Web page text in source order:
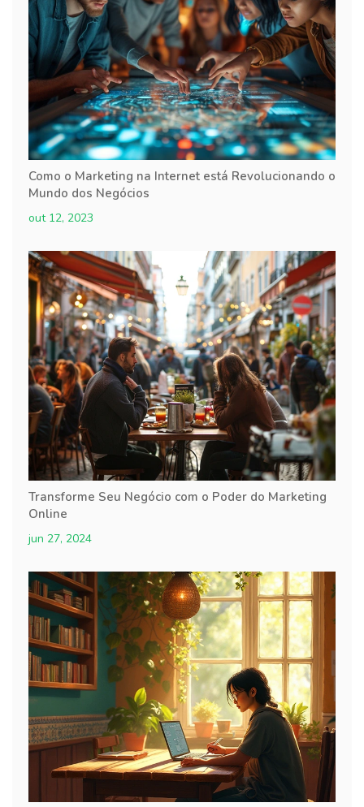
Como o Marketing na Internet está Revolucionando o
Mundo dos Negócios
out 12, 2023
Transforme Seu Negócio com o Poder do Marketing
Online
jun 27, 2024